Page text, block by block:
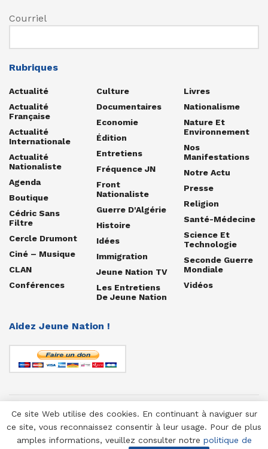
Courriel
Rubriques
Actualité
Actualité
Française
Actualité
Internationale
Actualité
Nationaliste
Agenda
Boutique
Cédric Sans
Filtre
Cercle Drumont
Ciné – Musique
CLAN
Conférences
Culture
Documentaires
Economie
Édition
Entretiens
Fréquence JN
Front
Nationaliste
Guerre D'Algérie
Histoire
Idées
Immigration
Jeune Nation TV
Les Entretiens
De Jeune Nation
Livres
Nationalisme
Nature Et
Environnement
Nos
Manifestations
Notre Actu
Presse
Religion
Santé-Médecine
Science Et
Technologie
Seconde Guerre
Mondiale
Vidéos
Aidez Jeune Nation !
© 1958-2025 Jeune Nation
Ce site Web utilise des cookies. En continuant à naviguer sur
ce site, vous reconnaissez consentir à leur usage. Pour de plus
amples informations, veuillez consulter notre politique de